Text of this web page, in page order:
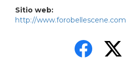
Sitio web:
http://www.forobellescene.com